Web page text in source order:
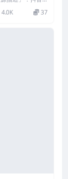
NO.011期 【10
4.0K 37